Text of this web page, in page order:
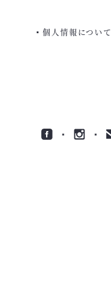
個人情報について